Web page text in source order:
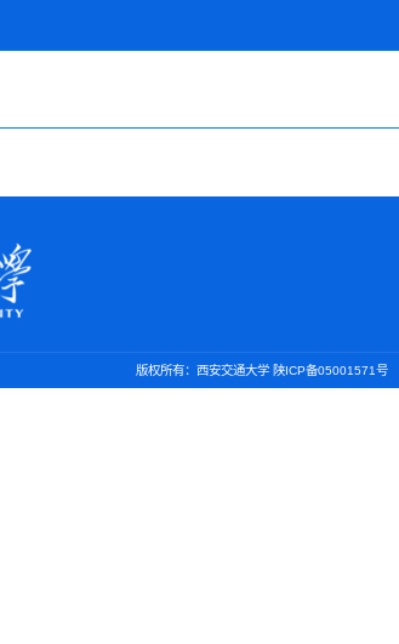
版权所有：西安交通大学 陕ICP备05001571号